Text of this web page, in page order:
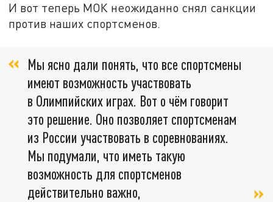
И вот теперь МОК неожиданно снял санкции
против наших спортсменов.
Мы ясно дали понять, что все спортсмены
имеют возможность участвовать
в Олимпийских играх. Вот о чём говорит
это решение. Оно позволяет спортсменам
из России участвовать в соревнованиях.
Мы подумали, что иметь такую
возможность для спортсменов
действительно важно,